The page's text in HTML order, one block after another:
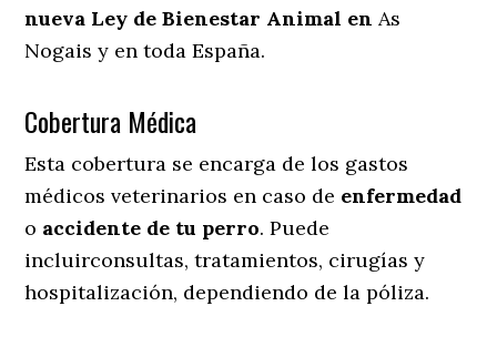
nueva Ley de Bienestar Animal en As
Nogais y en toda España.
Cobertura Médica
Esta cobertura se encarga de los gastos
médicos veterinarios en caso de enfermedad
o accidente de tu perro. Puede
incluirconsultas, tratamientos, cirugías y
hospitalización, dependiendo de la póliza.